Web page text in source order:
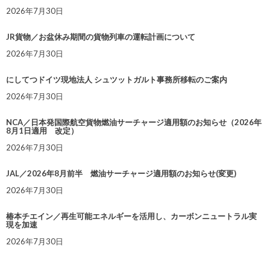
2026年7月30日
JR貨物／お盆休み期間の貨物列車の運転計画について
2026年7月30日
にしてつドイツ現地法人 シュツットガルト事務所移転のご案内
2026年7月30日
NCA／日本発国際航空貨物燃油サーチャージ適用額のお知らせ（2026年
8月1日適用 改定）
2026年7月30日
JAL／2026年8月前半 燃油サーチャージ適用額のお知らせ(変更)
2026年7月30日
椿本チエイン／再生可能エネルギーを活用し、カーボンニュートラル実
現を加速
2026年7月30日